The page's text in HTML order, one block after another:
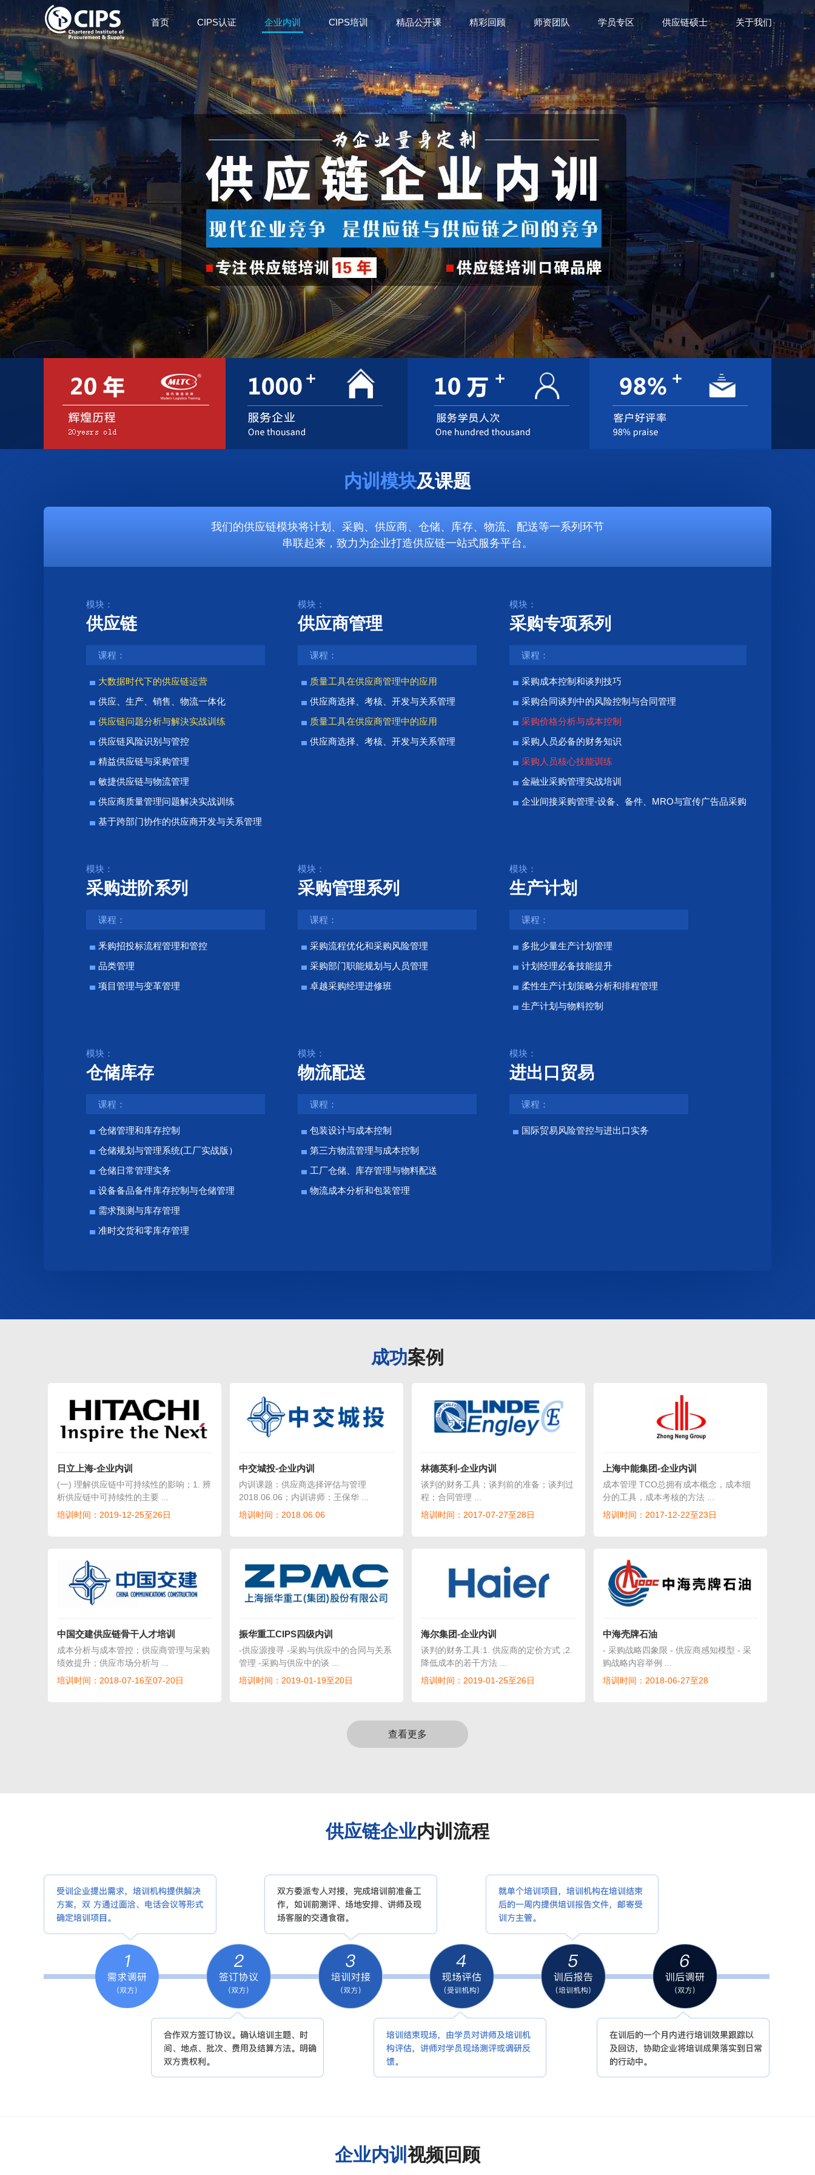
首页 CIPS认证 企业内训 CIPS培训 精品公开课 精彩回顾 师资团队 学员专区 供应链硕士 关于我们
内训模块及课题
我们的供应链模块将计划、采购、供应商、仓储、库存、物流、配送等一系列环节
串联起来，致力为企业打造供应链一站式服务平台。
模块：
供应链
课程：
大数据时代下的供应链运营
供应、生产、销售、物流一体化
供应链问题分析与解決实战训练
供应链风险识别与管控
精益供应链与采购管理
敏捷供应链与物流管理
供应商质量管理问题解决实战训练
基于跨部门协作的供应商开发与关系管理
模块：
供应商管理
课程：
质量工具在供应商管理中的应用
供应商选择、考核、开发与关系管理
质量工具在供应商管理中的应用
供应商选择、考核、开发与关系管理
模块：
采购专项系列
课程：
采购成本控制和谈判技巧
采购合同谈判中的风险控制与合同管理
采购价格分析与成本控制
采购人员必备的财务知识
采购人员核心技能训练
金融业采购管理实战培训
企业间接采购管理-设备、备件、MRO与宣传广告品采购
模块：
采购进阶系列
课程：
釆购招投标流程管理和管控
品类管理
项目管理与变革管理
模块：
采购管理系列
课程：
采购流程优化和采购风险管理
采购部门职能规划与人员管理
卓越采购经理进修班
模块：
生产计划
课程：
多批少量生产计划管理
计划经理必备技能提升
柔性生产计划策略分析和排程管理
生产计划与物料控制
模块：
仓储库存
课程：
仓储管理和库存控制
仓储规划与管理系统(工厂实战版）
仓储日常管理实务
设备备品备件库存控制与仓储管理
需求预测与库存管理
准时交货和零库存管理
模块：
物流配送
课程：
包装设计与成本控制
第三方物流管理与成本控制
工厂仓储、库存管理与物料配送
物流成本分析和包装管理
模块：
进出口贸易
课程：
国际贸易风险管控与进出口实务
成功案例
日立上海-企业内训
(一) 理解供应链中可持续性的影响；1. 辨
析供应链中可持续性的主要 ...
培训时间：2019-12-25至26日
中交城投-企业内训
内训课题：供应商选择评估与管理
2018.06.06；内训讲师：王保华 ...
培训时间：2018.06.06
林德英利-企业内训
谈判的财务工具；谈判前的准备；谈判过
程；合同管理 ...
培训时间：2017-07-27至28日
上海中能集团-企业内训
成本管理 TCO总拥有成本概念，成本细
分的工具，成本考核的方法 ...
培训时间：2017-12-22至23日
中国交建供应链骨干人才培训
成本分析与成本管控；供应商管理与采购
绩效提升；供应市场分析与 ...
培训时间：2018-07-16至07-20日
振华重工CIPS四级内训
-供应源搜寻 -采购与供应中的合同与关系
管理 -采购与供应中的谈 ...
培训时间：2019-01-19至20日
海尔集团-企业内训
谈判的财务工具:1. 供应商的定价方式 ;2.
降低成本的若干方法 ...
培训时间：2019-01-25至26日
中海壳牌石油
- 采购战略四象限 - 供应商感知模型 - 采
购战略内容举例 ...
培训时间：2018-06-27至28
查看更多
供应链企业内训流程
企业内训视频回顾